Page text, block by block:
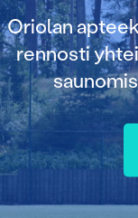
Oriolan
rennosti